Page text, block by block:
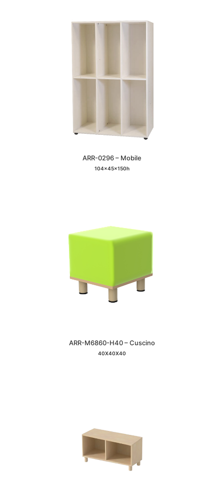
ARR-0296 – Mobile
104x45x150h
ARR-M6860-H40 – Cuscino
40X40X40